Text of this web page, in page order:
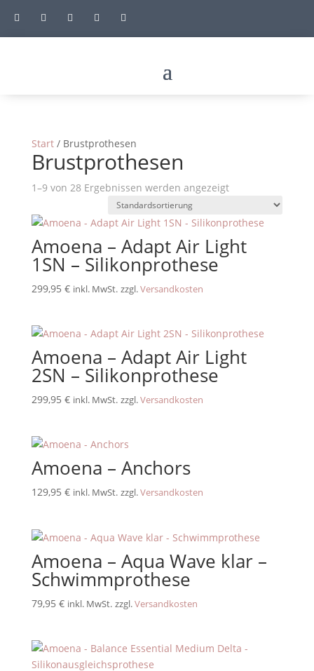
    
Start/ Brustprothesen
Brustprothesen
1–9 von 28 Ergebnissen werden angezeigt
Amoena – Adapt Air Light
1SN – Silikonprothese
299,95 € inkl. MwSt. zzgl.Versandkosten
Amoena – Adapt Air Light
2SN – Silikonprothese
299,95 € inkl. MwSt. zzgl.Versandkosten
Amoena – Anchors
129,95 € inkl. MwSt. zzgl.Versandkosten
Amoena – Aqua Wave klar –
Schwimmprothese
79,95 € inkl. MwSt. zzgl.Versandkosten